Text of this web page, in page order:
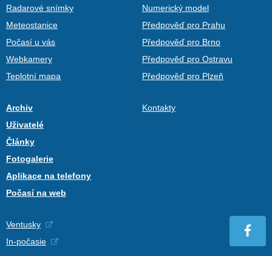
Radarové snímky
Meteostanice
Počasí u vás
Webkamery
Teplotní mapa
Numerický model
Předpověď pro Prahu
Předpověď pro Brno
Předpověď pro Ostravu
Předpověď pro Plzeň
Archiv
Uživatelé
Články
Fotogalerie
Aplikace na telefony
Počasí na web
Kontakty
Ventusky
In-počasie